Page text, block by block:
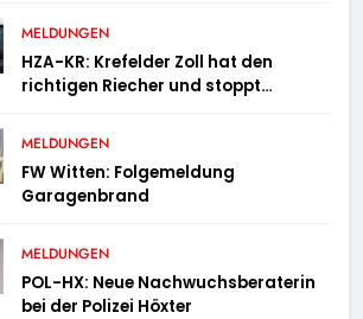
MELDUNGEN
HZA-KR: Krefelder Zoll hat den
richtigen Riecher und stoppt
MELDUNGEN
FW Witten: Folgemeldung
Garagenbrand
MELDUNGEN
POL-HX: Neue Nachwuchsberaterin
bei der Polizei Höxter